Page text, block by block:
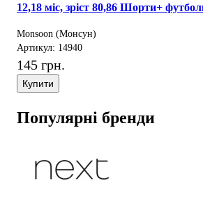
12,18 міс, зріст 80,86 Шорти+
Monsoon (Монсун)
Артикул: 14940
145 грн.
Купити
Популярні бренди